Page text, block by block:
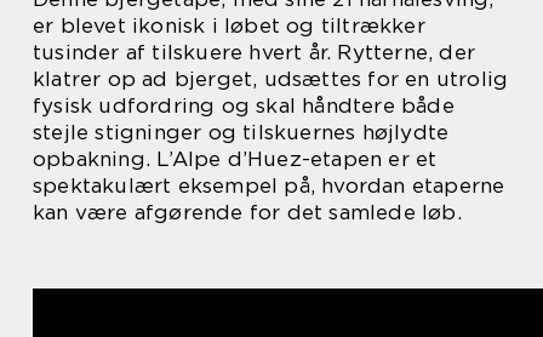
er blevet ikonisk i løbet og tiltrækker
tusinder af tilskuere hvert år. Rytterne, der
klatrer op ad bjerget, udsættes for en utrolig
fysisk udfordring og skal håndtere både
stejle stigninger og tilskuernes højlydte
opbakning. L’Alpe d’Huez-etapen er et
spektakulært eksempel på, hvordan etaperne
kan være afgørende for det samlede løb.